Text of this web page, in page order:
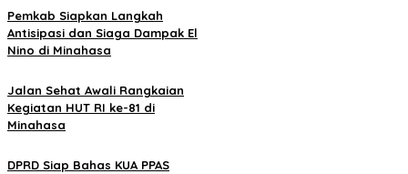
Pemkab Siapkan Langkah
Antisipasi dan Siaga Dampak El
Nino di Minahasa
Jalan Sehat Awali Rangkaian
Kegiatan HUT RI ke-81 di
Minahasa
DPRD Siap Bahas KUA PPAS